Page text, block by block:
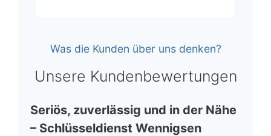
Was die Kunden über uns denken?
Unsere Kundenbewertungen
Seriös, zuverlässig und in der Nähe
– Schlüsseldienst Wennigsen